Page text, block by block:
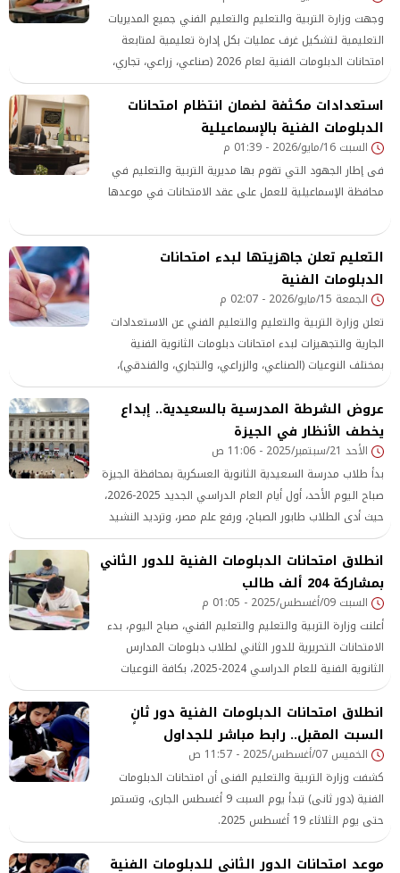
وجهت وزارة التربية والتعليم والتعليم الفني جميع المديريات
التعليمية لتشكيل غرف عمليات بكل إدارة تعليمية لمتابعة
امتحانات الدبلومات الفنية لعام 2026 (صناعي، زراعي، تجاري،
فندقي)، بهدف وضع حلول فورية لأي مشكلات قد تظهر في
لجان السير، مراكز توزيع الأسئلة، وتجميع كراسات الإجابة.
استعدادات مكثفة لضمان انتظام امتحانات
الدبلومات الفنية بالإسماعيلية
السبت 16/مايو/2026 - 01:39 م
فى إطار الجهود التي تقوم بها مديرية التربية والتعليم في
محافظة الإسماعيلية للعمل على عقد الامتحانات في موعدها
التعليم تعلن جاهزيتها لبدء امتحانات
الدبلومات الفنية
الجمعة 15/مايو/2026 - 02:07 م
تعلن وزارة التربية والتعليم والتعليم الفني عن الاستعدادات
الجارية والتجهيزات لبدء امتحانات دبلومات الثانوية الفنية
بمختلف النوعيات (الصناعي، والزراعي، والتجاري، والفندقي)،
وذلك في جميع أنظمة التقدم، والتي تشمل نظام السنوات
الثلاث
عروض الشرطة المدرسية بالسعيدية.. إبداع
يخطف الأنظار في الجيزة
الأحد 21/سبتمبر/2025 - 11:06 ص
بدأ طلاب مدرسة السعيدية الثانوية العسكرية بمحافظة الجيزة
صباح اليوم الأحد، أول أيام العام الدراسي الجديد 2025-2026،
حيث أدى الطلاب طابور الصباح، ورفع علم مصر، وترديد النشيد
الوطني، وسط مشاركة لافتة لطلاب الشرطة المدرسية الذين
قدموا عروضًا عسكرية ضمن فعاليات اليوم الأول.
انطلاق امتحانات الدبلومات الفنية للدور الثاني
بمشاركة 204 ألف طالب
السبت 09/أغسطس/2025 - 01:05 م
أعلنت وزارة التربية والتعليم والتعليم الفني، صباح اليوم، بدء
الامتحانات التحريرية للدور الثاني لطلاب دبلومات المدارس
الثانوية الفنية للعام الدراسي 2024-2025، بكافة النوعيات
(صناعي – زراعي – تجاري – فندقي) وأنظمة الدراسة (3 سنوات
– إعداد مهني – 5 سنوات – تعليم وتدريب مزدوج – تكنولوجيا
تطبيقية)، في جميع محافظات الجمهورية، على أن تستمر حتى
الثلاثاء 19 أغسطس الجاري.
انطلاق امتحانات الدبلومات الفنية دور ثانٍ
السبت المقبل.. رابط مباشر للجداول
الخميس 07/أغسطس/2025 - 11:57 ص
كشفت وزارة التربية والتعليم الفنى أن امتحانات الدبلومات
الفنية (دور ثانى) تبدأ يوم السبت 9 أغسطس الجارى، وتستمر
حتى يوم الثلاثاء 19 أغسطس 2025.
موعد امتحانات الدور الثانى للدبلومات الفنية